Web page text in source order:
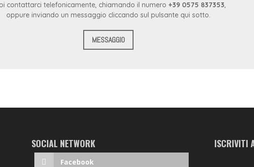
contattarci telefonicamente, chiamando il numero +39 0575 837353,
oppure inviando un messaggio cliccando sul pulsante qui sotto.
MESSAGGIO
SOCIAL NETWORK
Facebook
ISCRIVITI